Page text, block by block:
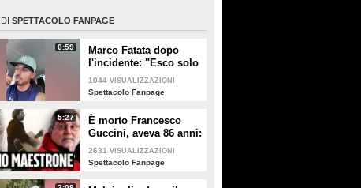
SPETTACOLO FANPAGE
0:59
Marco Fatata dopo
l'incidente: "Esco solo
di sera, i primi tempi
non riuscivo a
1044 VISUALIZZAZIONI
Spettacolo Fanpage
5:27
È morto Francesco
Guccini, aveva 86 anni:
è stato uno dei
cantautori più
2631 VISUALIZZAZIONI
Spettacolo Fanpage